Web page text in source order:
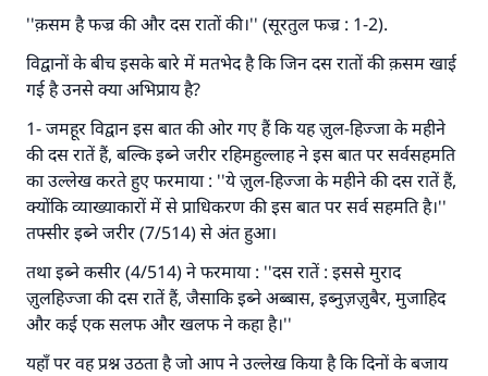
''क़सम है फज्र की और दस रातों की।'' (सूरतुल फज्र : 1-2).
विद्वानों के बीच इसके बारे में मतभेद है कि जिन दस रातों की क़सम खाई
गई है उनसे क्या अभिप्राय है?
1- जमहूर विद्वान इस बात की ओर गए हैं कि यह ज़ुल-हिज्जा के महीने
की दस रातें हैं, बल्कि इब्ने जरीर रहिमहुल्लाह ने इस बात पर सर्वसहमति
का उल्लेख करते हुए फरमाया : ''ये ज़ुल-हिज्जा के महीने की दस रातें हैं,
क्योंकि व्याख्याकारों में से प्राधिकरण की इस बात पर सर्व सहमति है।''
तफ्सीर इब्ने जरीर (7/514) से अंत हुआ।
तथा इब्ने कसीर (4/514) ने फरमाया : ''दस रातें : इससे मुराद
ज़ुलहिज्जा की दस रातें हैं, जैसाकि इब्ने अब्बास, इब्नुज़ज़ुबैर, मुजाहिद
और कई एक सलफ और खलफ ने कहा है।''
यहाँ पर वह प्रश्न उठता है जो आप ने उल्लेख किया है कि दिनों के बजाय